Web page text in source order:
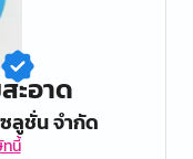
ะอาด
ลูชั่น จำกัด
นี้